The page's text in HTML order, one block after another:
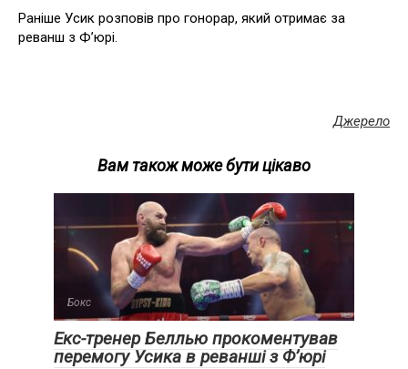
Раніше Усик розповів про гонорар, який отримає за
реванш з Ф’юрі.
Джерело
Вам також може бути цікаво
Бокс
Екс-тренер Беллью прокоментував
перемогу Усика в реванші з Ф’юрі